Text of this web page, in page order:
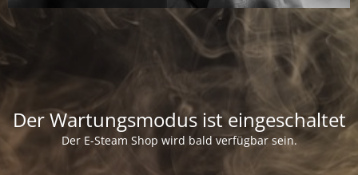
Der Wartungsmodus ist eingeschaltet
Der E-Steam Shop wird bald verfügbar sein.